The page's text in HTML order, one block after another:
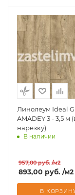
Линолеум Ideal
AMADEY 3 - 3,5 м
нарезку)
В наличии
957,00 руб. /м2
893,00 руб. /м2
В